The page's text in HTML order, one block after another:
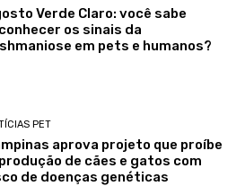
Verde Claro: você sabe
os sinais da
em pets e humanos?
PET
aprova projeto que proíbe
de cães e gatos com
de doenças genéticas